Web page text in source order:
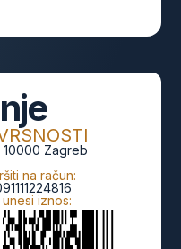
Zagreb
na račun:
iznos: